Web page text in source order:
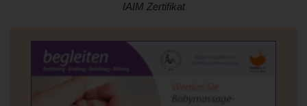
IAIM Zertifikat